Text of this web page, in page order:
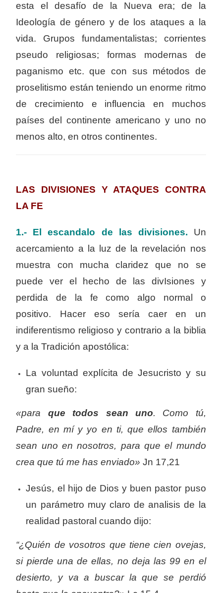
esta el desafío de la Nueva era; de la
Ideología de género y de los ataques a la
vida. Grupos fundamentalistas; corrientes
pseudo religiosas; formas modernas de
paganismo etc. que con sus métodos de
proselitismo están teniendo un enorme ritmo
de crecimiento e influencia en muchos
países del continente americano y uno no
menos alto, en otros continentes.
LAS DIVISIONES Y ATAQUES CONTRA
LA FE
1.- El escandalo de las divisiones. Un
acercamiento a la luz de la revelación nos
muestra con mucha claridez que no se
puede ver el hecho de las divIsiones y
perdida de la fe como algo normal o
positivo. Hacer eso sería caer en un
indiferentismo religioso y contrario a la biblia
y a la Tradición apostólica:
La voluntad explícita de Jesucristo y su
gran sueño:
«para que todos sean uno. Como tú,
Padre, en mí y yo en ti, que ellos también
sean uno en nosotros, para que el mundo
crea que tú me has enviado» Jn 17,21
Jesús, el hijo de Dios y buen pastor puso
un parámetro muy claro de analisis de la
realidad pastoral cuando dijo:
“¿Quién de vosotros que tiene cien ovejas,
si pierde una de ellas, no deja las 99 en el
desierto, y va a buscar la que se perdió